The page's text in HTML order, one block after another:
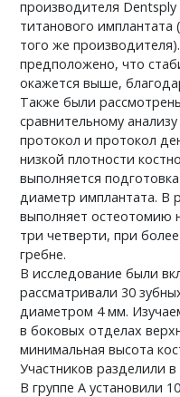
производителя
титанового имплантата
того же
предположено, что
окажется выше,
Также были
сравнительному
протокол и протокол
низкой плотности
выполняется
диаметр имплантата. В
выполняет остеотомию
три четверти, при
гребне.
В исследование были
рассматривали 30
диаметром 4 мм.
в боковых отделах
минимальная высота
Участников разделили в
В группе А установили